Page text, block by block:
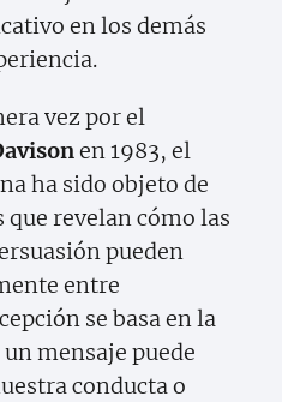
en los demás
vez por el
en 1983, el
ha sido objeto de
revelan cómo las
pueden
entre
se basa en la
mensaje puede
conducta o